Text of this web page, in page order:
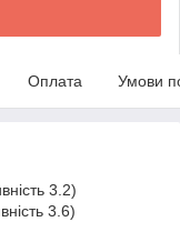
Оплата Умови
3.2)
3.6)